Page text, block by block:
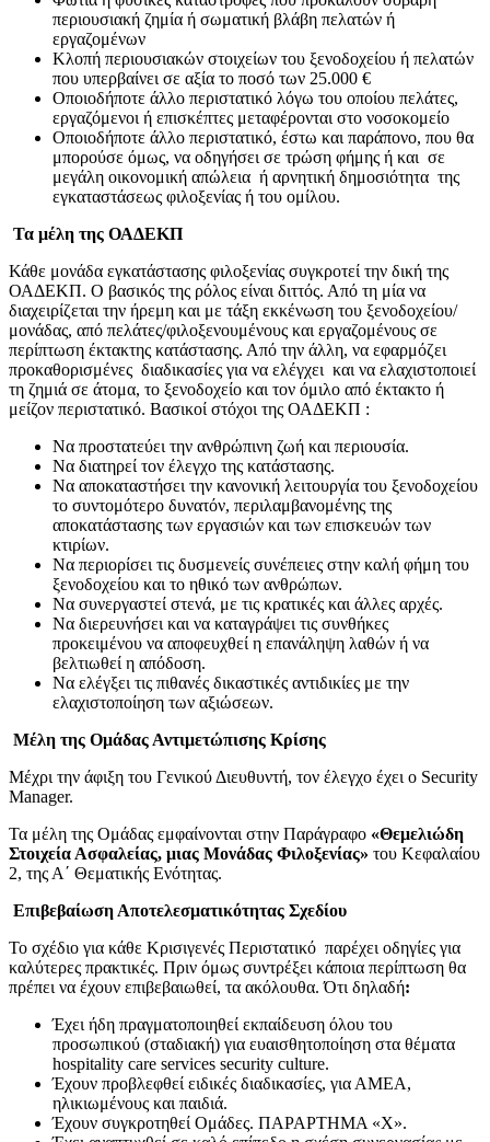
περιουσιακή ζημία ή σωματική βλάβη πελατών ή
εργαζομένων
Κλοπή περιουσιακών στοιχείων του ξενοδοχείου ή πελατών
που υπερβαίνει σε αξία το ποσό των 25.000 €
Οποιοδήποτε άλλο περιστατικό λόγω του οποίου πελάτες,
εργαζόμενοι ή επισκέπτες μεταφέρονται στο νοσοκομείο
Οποιοδήποτε άλλο περιστατικό, έστω και παράπονο, που θα
μπορούσε όμως, να οδηγήσει σε τρώση φήμης ή και σε
μεγάλη οικονομική απώλεια ή αρνητική δημοσιότητα της
εγκαταστάσεως φιλοξενίας ή του ομίλου.
Τα μέλη της ΟΑΔΕΚΠ
Κάθε μονάδα εγκατάστασης φιλοξενίας συγκροτεί την δική της
ΟΑΔΕΚΠ. Ο βασικός της ρόλος είναι διττός. Από τη μία να
διαχειρίζεται την ήρεμη και με τάξη εκκένωση του ξενοδοχείου/
μονάδας, από πελάτες/φιλοξενουμένους και εργαζομένους σε
περίπτωση έκτακτης κατάστασης. Από την άλλη, να εφαρμόζει
προκαθορισμένες διαδικασίες για να ελέγχει και να ελαχιστοποιεί
τη ζημιά σε άτομα, το ξενοδοχείο και τον όμιλο από έκτακτο ή
μείζον περιστατικό. Βασικοί στόχοι της ΟΑΔΕΚΠ :
Να προστατεύει την ανθρώπινη ζωή και περιουσία.
Να διατηρεί τον έλεγχο της κατάστασης.
Να αποκαταστήσει την κανονική λειτουργία του ξενοδοχείου
το συντομότερο δυνατόν, περιλαμβανομένης της
αποκατάστασης των εργασιών και των επισκευών των
κτιρίων.
Να περιορίσει τις δυσμενείς συνέπειες στην καλή φήμη του
ξενοδοχείου και το ηθικό των ανθρώπων.
Να συνεργαστεί στενά, με τις κρατικές και άλλες αρχές.
Να διερευνήσει και να καταγράψει τις συνθήκες
προκειμένου να αποφευχθεί η επανάληψη λαθών ή να
βελτιωθεί η απόδοση.
Να ελέγξει τις πιθανές δικαστικές αντιδικίες με την
ελαχιστοποίηση των αξιώσεων.
Μέλη της Ομάδας Αντιμετώπισης Κρίσης
Μέχρι την άφιξη του Γενικού Διευθυντή, τον έλεγχο έχει ο Security
Manager.
Τα μέλη της Ομάδας εμφαίνονται στην Παράγραφο «Θεμελιώδη
Στοιχεία Ασφαλείας, μιας Μονάδας Φιλοξενίας» του Κεφαλαίου
2, της Α΄ Θεματικής Ενότητας.
Επιβεβαίωση Αποτελεσματικότητας Σχεδίου
Το σχέδιο για κάθε Κρισιγενές Περιστατικό παρέχει οδηγίες για
καλύτερες πρακτικές. Πριν όμως συντρέξει κάποια περίπτωση θα
πρέπει να έχουν επιβεβαιωθεί, τα ακόλουθα. Ότι δηλαδή:
Έχει ήδη πραγματοποιηθεί εκπαίδευση όλου του
προσωπικού (σταδιακή) για ευαισθητοποίηση στα θέματα
hospitality care services security culture.
Έχουν προβλεφθεί ειδικές διαδικασίες, για ΑΜΕΑ,
ηλικιωμένους και παιδιά.
Έχουν συγκροτηθεί Ομάδες. ΠΑΡΑΡΤΗΜΑ «Χ».